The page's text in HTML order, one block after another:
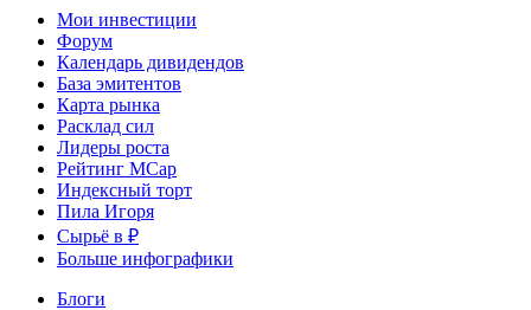
Мои инвестиции
Форум
Календарь дивидендов
База эмитентов
Карта рынка
Расклад сил
Лидеры роста
Рейтинг MCap
Индексный торт
Пила Игоря
Сырьё в ₽
Больше инфографики
Блоги